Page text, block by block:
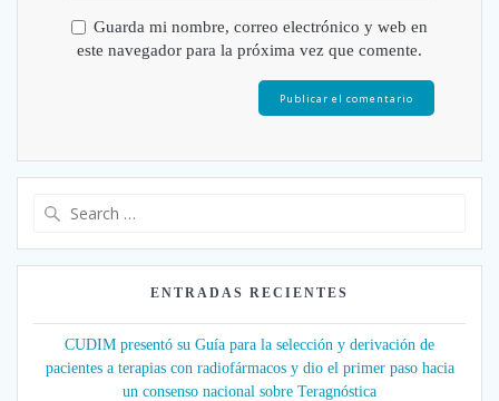
Guarda mi nombre, correo electrónico y web en
este navegador para la próxima vez que comente.
ENTRADAS RECIENTES
CUDIM presentó su Guía para la selección y derivación de
pacientes a terapias con radiofármacos y dio el primer paso hacia
un consenso nacional sobre Teragnóstica